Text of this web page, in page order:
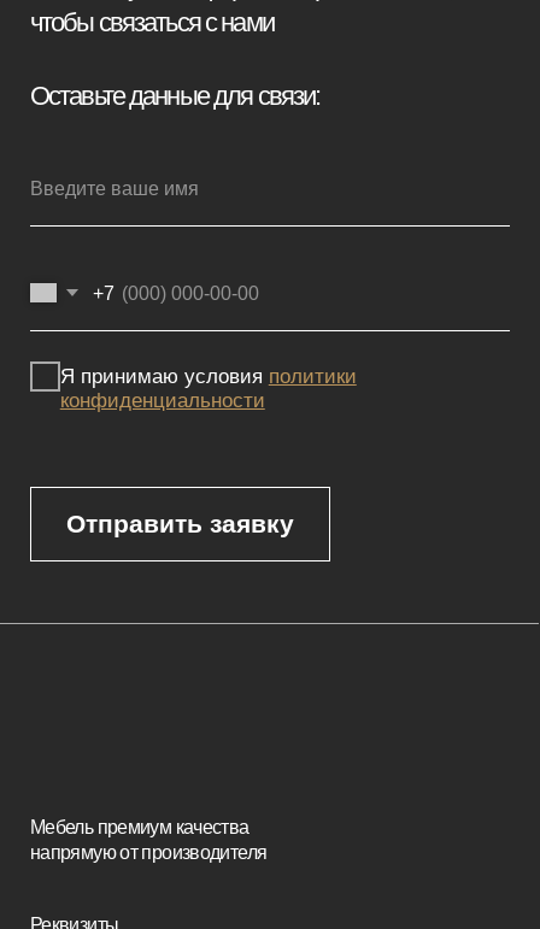
Каталог
Корпусная мебель
Сайт не является публичной офертой, определяемой положениями
Статьи 437 (2) ГК РФ и носит исключительно информационный
характер. Для получения точной информации о наличии и стоимости
Покупателям
Мебель на заказ